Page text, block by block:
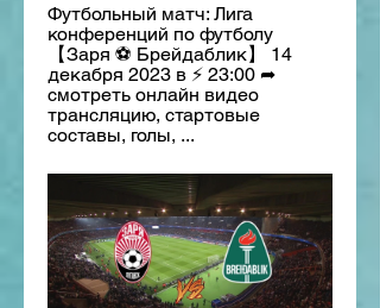
Футбольный матч: Лига
конференций по футболу
【Заря ⚽ Брейдаблик】 14
декабря 2023 в ⚡ 23:00 ➦
смотреть онлайн видео
трансляцию, стартовые
составы, голы, ...